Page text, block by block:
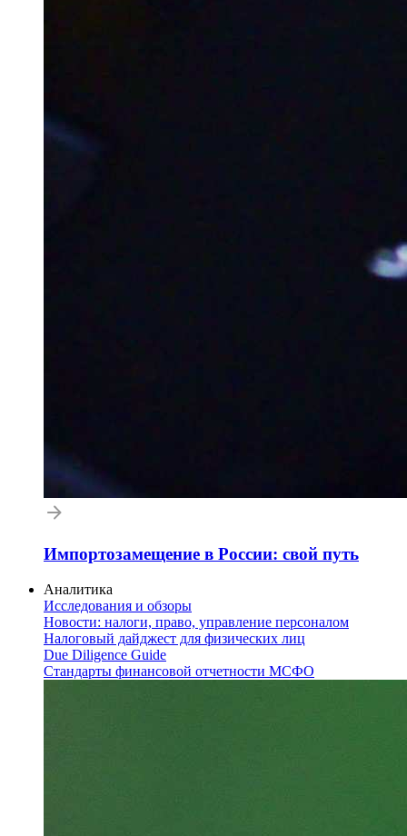
Импортозамещение в России: свой путь
Аналитика
Исследования и обзоры
Новости: налоги, право, управление персоналом
Налоговый дайджест для физических лиц
Due Diligence Guide
Стандарты финансовой отчетности МСФО